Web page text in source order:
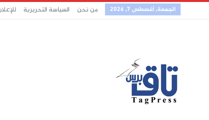
الجمعة, أغسطس 7, 2026 من نحن السياسة التحريرية